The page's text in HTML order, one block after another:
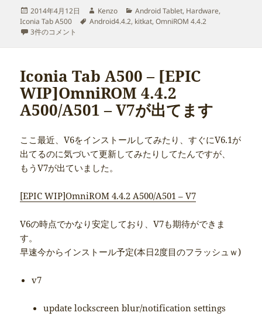
投
稿
日:
2014年4月12日
作
成
Kenzo
カ
テ
Android Tablet, Hardware,
Iconia Tab A500
タ
Android4.4.2, kitkat,OmniROM 4.4.2
Iconia Tab A500 – [EPIC WIP]OmniROM 4.4.2 A500/A501 – V9をインス
3件のコメント
Iconia Tab A500 – [EPIC
WIP]OmniROM 4.4.2
A500/A501 – V7が出てます
ここ最近、V6をインストールしてみたり、すぐにV6.1が
出てるのに気づいて更新してみたりしてたんですが、
もうV7が出ていました。
[EPIC WIP]OmniROM 4.4.2 A500/A501 – V7
V6の時点でかなり安定しており、V7も期待ができま
す。
早速今からインストール予定(本日2度目のフラッシュｗ)
v7
update lockscreen blur/notification settings